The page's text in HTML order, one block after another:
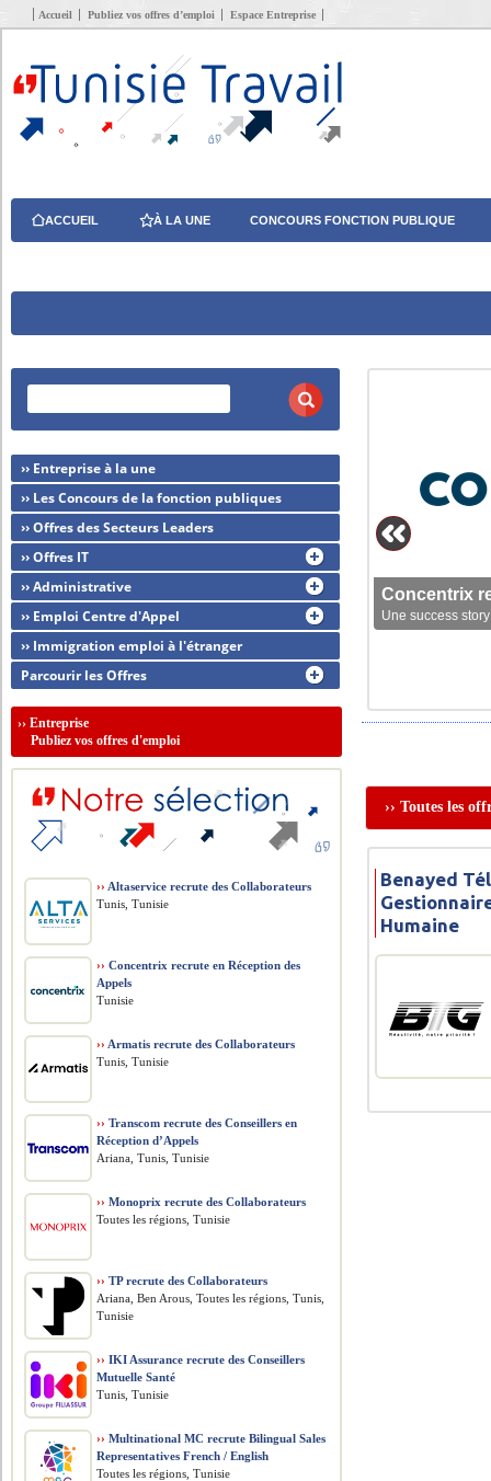
Accueil Publiez vos offres d’emploi Espace Entreprise
ACCUEIL À LA UNE CONCOURS FONCTION PUBLIQUE
Concentrix
Une success
›› Toutes les
Benayed
Humaine
›› Entreprise à la une
›› Les Concours de la fonction publiques
›› Offres des Secteurs Leaders
›› Offres IT
›› Administrative
›› Emploi Centre d'Appel
›› Immigration emploi à l'étranger
Parcourir les Offres
››Entreprise
Publiez vos offres d'emploi
›› Altaservice recrute des Collaborateurs
Tunis, Tunisie
›› Concentrix recrute en Réception des
Appels
Tunisie
›› Armatis recrute des Collaborateurs
Tunis, Tunisie
›› Transcom recrute des Conseillers en
Réception d’Appels
Ariana, Tunis, Tunisie
›› Monoprix recrute des Collaborateurs
Toutes les régions, Tunisie
›› TP recrute des Collaborateurs
Ariana, Ben Arous, Toutes les régions, Tunis,
Tunisie
›› IKI Assurance recrute des Conseillers
Mutuelle Santé
Tunis, Tunisie
›› Multinational MC recrute Bilingual Sales
Representatives French / English
Toutes les régions, Tunisie